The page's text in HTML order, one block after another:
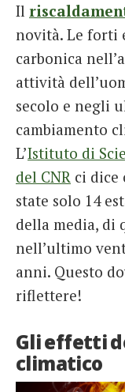
Il
novità. Le forti
carbonica
attività
secolo e negli
cambiamento
L’Istituto di
del CNR ci dice
state solo 14
della media, di
nell’ultimo
anni. Questo
riflettere!
Gli effetti
climatico